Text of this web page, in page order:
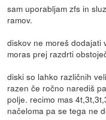
sam uporabljam zfs in
ramov.
diskov ne moreš dodajati
moras prej razdrti
diski so lahko različnih
razen če ročno narediš
polje. recimo mas
načeloma pa se tega ne